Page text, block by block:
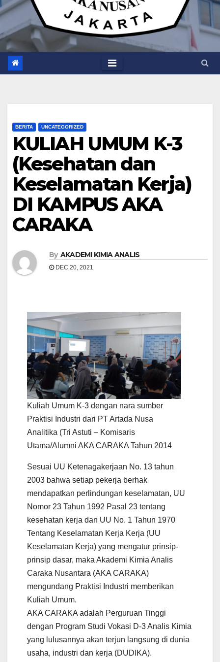
BERITA UNCATEGORIZED
KULIAH UMUM K-3
(Kesehatan dan
Keselamatan Kerja)
DI KAMPUS AKA
CARAKA
By AKADEMI KIMIA ANALIS
DEC 20, 2021
Kuliah Umum K-3 dengan nara sumber
Praktisi Industri dari PT Artada Nusa
Analitika (Tri Astuti – Komisaris
Utama/Alumni AKA CARAKA Tahun 2014
Sesuai UU Ketenagakerjaan No. 13 tahun
2003 bahwa setiap pekerja berhak
mendapatkan perlindungan keselamatan, UU
Nomor 23 Tahun 1992 Pasal 23 tentang
kesehatan kerja dan UU No. 1 Tahun 1970
Tentang Keselamatan Kerja Kerja (UU
Keselamatan Kerja) yang mengatur prinsip-
prinsip dasar, maka Akademi Kimia Analis
Caraka Nusantara (AKA CARAKA)
mengundang Praktisi Industri memberikan
Kuliah Umum.
AKA CARAKA adalah Perguruan Tinggi
dengan Program Studi Vokasi D-3 Analis Kimia
yang lulusannya akan terjun langsung di dunia
usaha, industri dan kerja (DUDIKA).